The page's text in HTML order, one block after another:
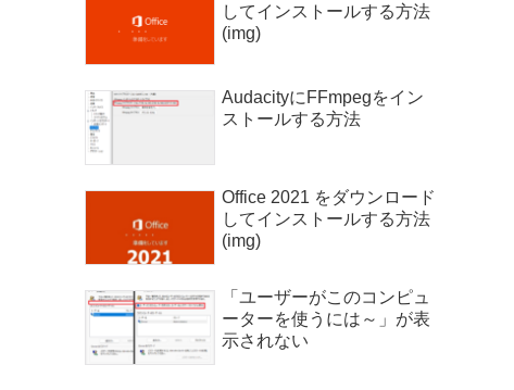
してインストールする方法
(img)
AudacityにFFmpegをイン
ストールする方法
Office 2021 をダウンロード
してインストールする方法
(img)
「ユーザーがこのコンピュ
ーターを使うには～」が表
示されない